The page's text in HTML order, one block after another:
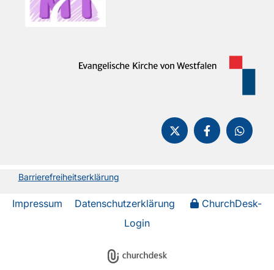
Barrierefreiheitserklärung
Impressum Datenschutzerklärung
ChurchDesk-
Login